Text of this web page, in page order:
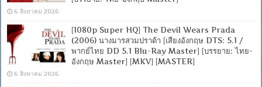
6 สิงหาคม 2026
[1080p Super HQ] The Devil Wears Prada
(2006) นางมารสวมปราด้า [เสียงอังกฤษ DTS: 5.1 /
พากย์ไทย DD 5.1 Blu-Ray Master] [บรรยาย: ไทย-
อังกฤษ Master] [MKV] [MASTER]
6 สิงหาคม 2026